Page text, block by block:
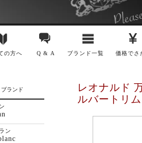
の方へ Q & A ブランド一覧 価格でさ
レオナルド
ルバートリム
ブランド
ン